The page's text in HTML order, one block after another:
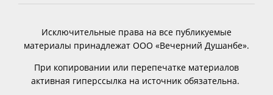
Исключительные права на все публикуемые
материалы принадлежат ООО «Вечерний Душанбе».
При копировании или перепечатке материалов
активная гиперссылка на источник обязательна.